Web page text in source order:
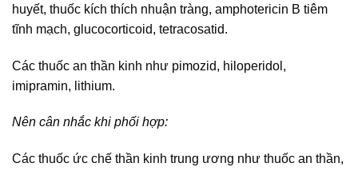
huyết, thuốc kích thích nhuận tràng, amphotericin B tiêm
tĩnh mạch, glucocorticoid, tetracosatid.
Các thuốc an thần kinh như pimozid, hiloperidol,
imipramin, lithium.
Nên cân nhắc khi phối hợp:
Các thuốc ức chế thần kinh trung ương như thuốc an thần,